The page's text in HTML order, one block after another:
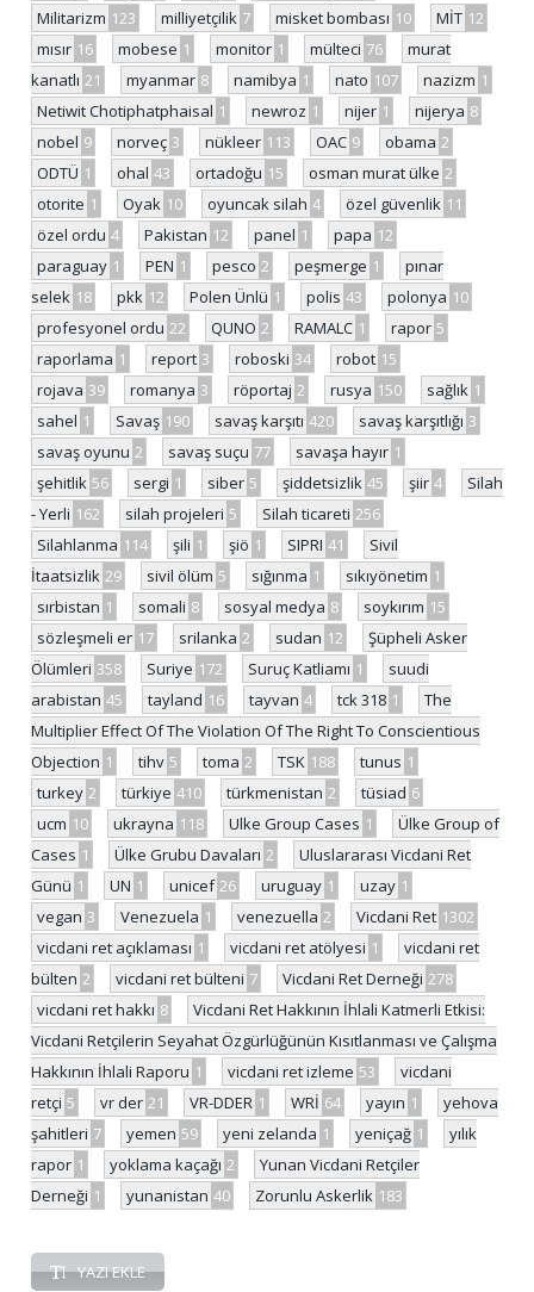
Militarizm 123 milliyetçilik 7 misket bombası 10 MİT 12
mısır 16 mobese 1 monitor 1 mülteci 76
murat
kanatlı 21 myanmar 8 namibya 1 nato 107 nazizm 1
Netiwit Chotiphatphaisal 1 newroz 1 nijer 1 nijerya 8
nobel 9 norveç 3 nükleer 113 OAC 9 obama 2
ODTÜ 1 ohal 43 ortadoğu 15 osman murat ülke 2
otorite 1 Oyak 10 oyuncak silah 4 özel güvenlik 11
özel ordu 4 Pakistan 12 panel 1 papa 12
paraguay 1 PEN 1 pesco 2 peşmerge 1
pınar
selek 18 pkk 12 Polen Ünlü 1 polis 43 polonya 10
profesyonel ordu 22 QUNO 2 RAMALC 1 rapor 5
raporlama 1 report 3 roboski 34 robot 15
rojava 39 romanya 3 röportaj 2 rusya 150 sağlık 1
sahel 1 Savaş 190 savaş karşıtı 420 savaş karşıtlığı 3
savaş oyunu 2 savaş suçu 77 savaşa hayır 1
şehitlik 56 sergi 1 siber 5 şiddetsizlik 45 şiir 4
Silah
- Yerli 162 silah projeleri 5 Silah ticareti 256
Silahlanma 114 şili 1 şiö 1 SIPRI 41
Sivil
İtaatsizlik 29 sivil ölüm 5 sığınma 1 sıkıyönetim 1
sırbistan 1 somali 8 sosyal medya 8 soykırım 15
sözleşmeli er 17 srilanka 2 sudan 12
Şüpheli Asker
Ölümleri 358 Suriye 172 Suruç Katliamı 1
suudi
arabistan 45 tayland 16 tayvan 4 tck 318 1
The
Multiplier Effect Of The Violation Of The Right To Conscientious
Objection 1 tihv 5 toma 2 TSK 188 tunus 1
turkey 2 türkiye 410 türkmenistan 2 tüsiad 6
ucm 10 ukrayna 118 Ulke Group Cases 1
Ülke Group of
Cases 1 Ülke Grubu Davaları 2
Uluslararası Vicdani Ret
Günü 1 UN 1 unicef 26 uruguay 1 uzay 1
vegan 3 Venezuela 1 venezuella 2 Vicdani Ret 1302
vicdani ret açıklaması 1 vicdani ret atölyesi 1
vicdani ret
bülten 2 vicdani ret bülteni 7 Vicdani Ret Derneği 278
vicdani ret hakkı 8
Vicdani Ret Hakkının İhlali Katmerli Etkisi:
Vicdani Retçilerin Seyahat Özgürlüğünün Kısıtlanması ve Çalışma
Hakkının İhlali Raporu 1 vicdani ret izleme 53
vicdani
retçi 5 vr der 21 VR-DDER 1 WRİ 64 yayın 1
yehova
şahitleri 7 yemen 59 yeni zelanda 1 yeniçağ 1
yılık
rapor 1 yoklama kaçağı 2
Yunan Vicdani Retçiler
Derneği 1 yunanistan 40 Zorunlu Askerlik 183
YAZI EKLE